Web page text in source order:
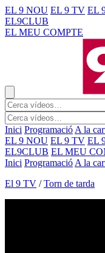
EL 9 NOU EL 9 TV EL
EL9CLUB
EL MEU COMPTE
Inici Programació A la
EL 9 NOU EL 9 TV EL
EL9CLUB EL MEU
Inici Programació A la
El 9 TV / Torn de tarda